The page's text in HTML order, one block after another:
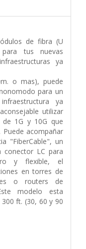
de fibra (U
tus nuevas
ya
o mas), puede
para un
ya
utilizar
1G y 10G que
acompañar
"FiberCable", un
LC para
y flexible, el
en torres de
o routers de
modelo esta
ft. (30, 60 y 90